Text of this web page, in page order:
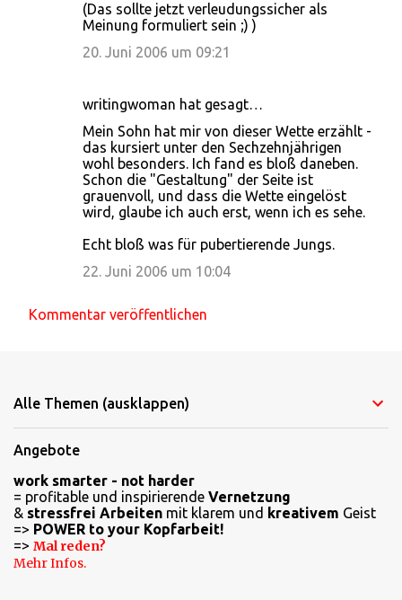
(Das sollte jetzt verleudungssicher als
Meinung formuliert sein ;) )
20. Juni 2006 um 09:21
writingwoman hat gesagt…
Mein Sohn hat mir von dieser Wette erzählt -
das kursiert unter den Sechzehnjährigen
wohl besonders. Ich fand es bloß daneben.
Schon die "Gestaltung" der Seite ist
grauenvoll, und dass die Wette eingelöst
wird, glaube ich auch erst, wenn ich es sehe.
Echt bloß was für pubertierende Jungs.
22. Juni 2006 um 10:04
Kommentar veröffentlichen
Alle Themen (ausklappen)
Angebote
work smarter - not harder
= profitable und inspirierende Vernetzung
& stressfrei Arbeiten mit klarem und kreativem Geist
=> POWER to your Kopfarbeit!
=> Mal reden?
Mehr Infos.